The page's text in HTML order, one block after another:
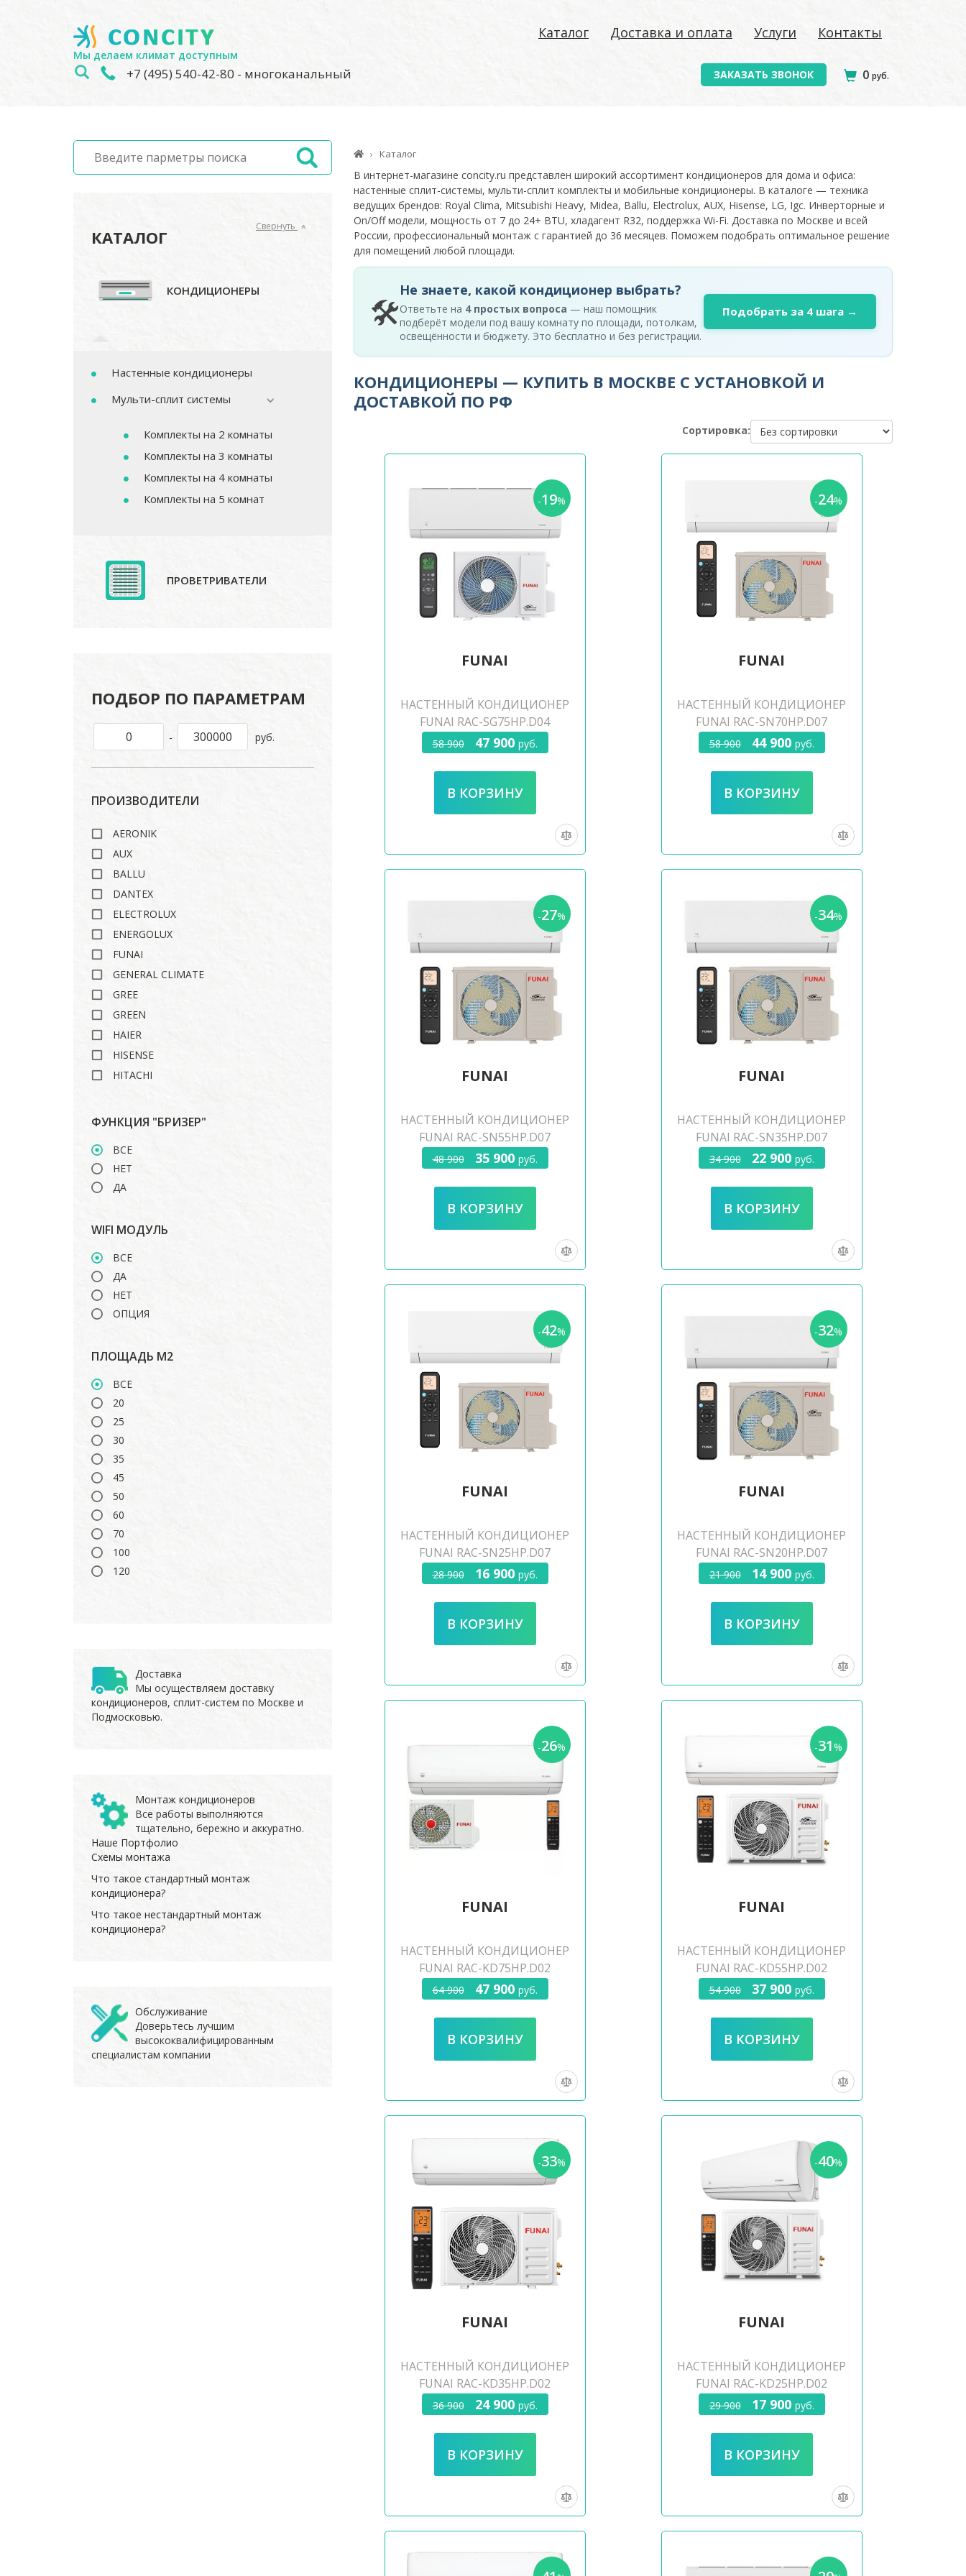
Мы делаем климат доступным
Каталог Доставка и оплата Услуги Контакты
+7 (495) 540-42-80 - многоканальный ЗАКАЗАТЬ ЗВОНОК 0 руб.
КАТАЛОГ
Свернуть
КОНДИЦИОНЕРЫ
Настенные кондиционеры
Мульти-сплит системы
Комплекты на 2 комнаты
Комплекты на 3 комнаты
Комплекты на 4 комнаты
Комплекты на 5 комнат
ПРОВЕТРИВАТЕЛИ
ПОДБОР ПО ПАРАМЕТРАМ
- руб.
ПРОИЗВОДИТЕЛИ
AERONIK
AUX
BALLU
DANTEX
ELECTROLUX
ENERGOLUX
FUNAI
GENERAL CLIMATE
GREE
GREEN
HAIER
HISENSE
HITACHI
LANKORA
MARSA
MDV
MIDEA
ROYAL CLIMA
TOSHIBA
ФУНКЦИЯ "БРИЗЕР"
ВСЕ
НЕТ
ДА
WIFI МОДУЛЬ
ВСЕ
ДА
НЕТ
ОПЦИЯ
ПЛОЩАДЬ М2
ВСЕ
20
25
30
35
45
50
60
70
100
120
Доставка
Мы осуществляем доставку
кондиционеров, сплит-систем по Москве и
Подмосковью.
Монтаж кондиционеров
Все работы выполняются
тщательно, бережно и аккуратно.
Наше Портфолио
Схемы монтажа
Что такое стандартный монтаж
кондиционера?
Что такое нестандартный монтаж
кондиционера?
Обслуживание
Доверьтесь лучшим
высококвалифицированным
специалистам компании
Каталог
В интернет-магазине concity.ru представлен широкий ассортимент кондиционеров для дома и офиса:
настенные сплит-системы, мульти-сплит комплекты и мобильные кондиционеры. В каталоге — техника
ведущих брендов: Royal Clima, Mitsubishi Heavy, Midea, Ballu, Electrolux, AUX, Hisense, LG, Igc. Инверторные и
On/Off модели, мощность от 7 до 24+ BTU, хладагент R32, поддержка Wi-Fi. Доставка по Москве и всей
России, профессиональный монтаж с гарантией до 36 месяцев. Поможем подобрать оптимальное решение
для помещений любой площади.
🛠
Не знаете, какой кондиционер выбрать?
Ответьте на 4 простых вопроса — наш помощник
подберёт модели под вашу комнату по площади, потолкам,
освещённости и бюджету. Это бесплатно и без регистрации.
Подобрать за 4 шага →
КОНДИЦИОНЕРЫ — КУПИТЬ В МОСКВЕ С УСТАНОВКОЙ И
ДОСТАВКОЙ ПО РФ
Сортировка:
-19%
FUNAI
НАСТЕННЫЙ КОНДИЦИОНЕР
FUNAI RAC-SG75HP.D04
58 900 47 900 руб.
-24%
FUNAI
НАСТЕННЫЙ КОНДИЦИОНЕР
FUNAI RAC-SN70HP.D07
58 900 44 900 руб.
-27%
FUNAI
НАСТЕННЫЙ КОНДИЦИОНЕР
FUNAI RAC-SN55HP.D07
48 900 35 900 руб.
-34%
FUNAI
НАСТЕННЫЙ КОНДИЦИОНЕР
FUNAI RAC-SN35HP.D07
34 900 22 900 руб.
-42%
FUNAI
НАСТЕННЫЙ КОНДИЦИОНЕР
FUNAI RAC-SN25HP.D07
28 900 16 900 руб.
-32%
FUNAI
НАСТЕННЫЙ КОНДИЦИОНЕР
FUNAI RAC-SN20HP.D07
21 900 14 900 руб.
-26%
FUNAI
НАСТЕННЫЙ КОНДИЦИОНЕР
FUNAI RAC-KD75HP.D02
64 900 47 900 руб.
-31%
FUNAI
НАСТЕННЫЙ КОНДИЦИОНЕР
FUNAI RAC-KD55HP.D02
54 900 37 900 руб.
-33%
FUNAI
НАСТЕННЫЙ КОНДИЦИОНЕР
FUNAI RAC-KD35HP.D02
36 900 24 900 руб.
-40%
FUNAI
НАСТЕННЫЙ КОНДИЦИОНЕР
FUNAI RAC-KD25HP.D02
29 900 17 900 руб.